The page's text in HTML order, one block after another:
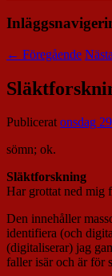
← Föregående Nästa
Publiceratonsdag
sömn; ok.
Släktforskning
Har grottat ned mig
Den innehåller
identifiera (och
(digitaliserar) jag
faller isär och är för